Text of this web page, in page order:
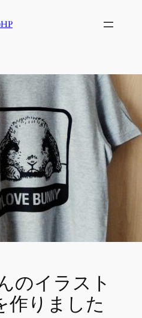
のイラスト
作りました